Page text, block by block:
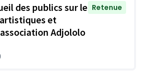
des publics sur le
et
Adjololo
Retenue